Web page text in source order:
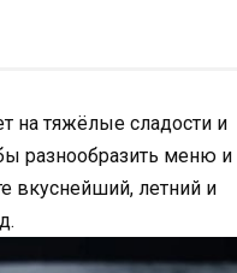
на тяжёлые сладости и
разнообразить меню и
вкуснейший, летний и